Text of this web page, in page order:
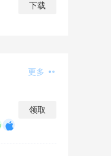
下载
更多
领取